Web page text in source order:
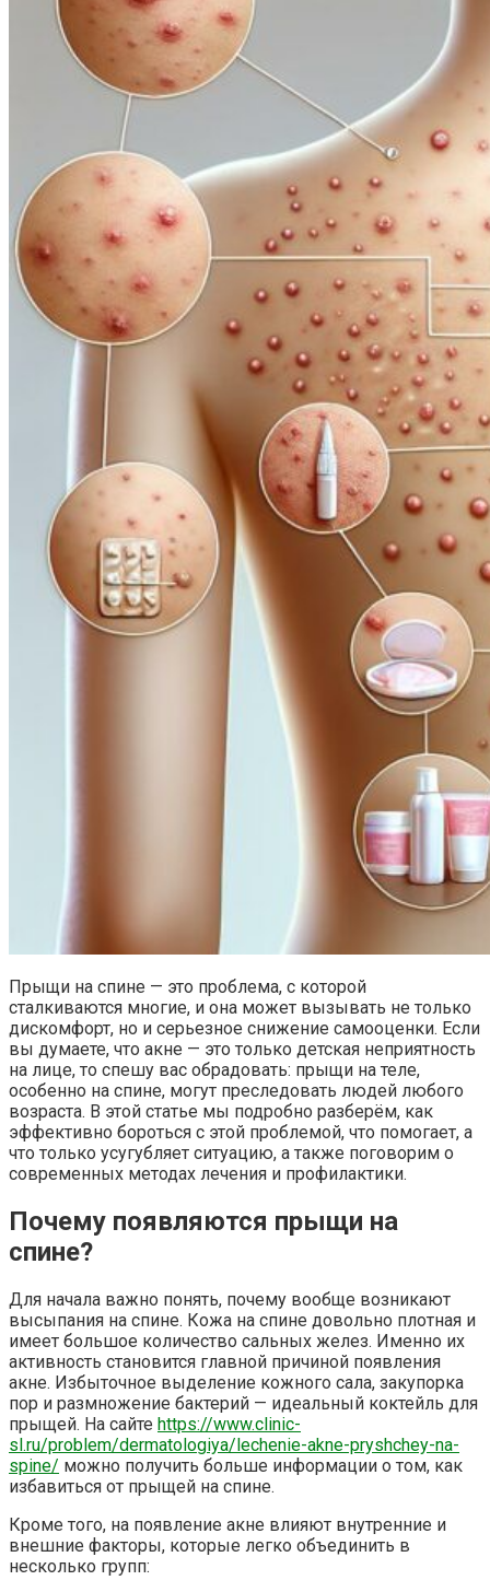
Прыщи на спине — это проблема, с которой
сталкиваются многие, и она может вызывать не только
дискомфорт, но и серьезное снижение самооценки. Если
вы думаете, что акне — это только детская неприятность
на лице, то спешу вас обрадовать: прыщи на теле,
особенно на спине, могут преследовать людей любого
возраста. В этой статье мы подробно разберём, как
эффективно бороться с этой проблемой, что помогает, а
что только усугубляет ситуацию, а также поговорим о
современных методах лечения и профилактики.
Почему появляются прыщи на
спине?
Для начала важно понять, почему вообще возникают
высыпания на спине. Кожа на спине довольно плотная и
имеет большое количество сальных желез. Именно их
активность становится главной причиной появления
акне. Избыточное выделение кожного сала, закупорка
пор и размножение бактерий — идеальный коктейль для
прыщей. На сайте https://www.clinic-
sl.ru/problem/dermatologiya/lechenie-akne-pryshchey-na-
spine/ можно получить больше информации о том, как
избавиться от прыщей на спине.
Кроме того, на появление акне влияют внутренние и
внешние факторы, которые легко объединить в
несколько групп: